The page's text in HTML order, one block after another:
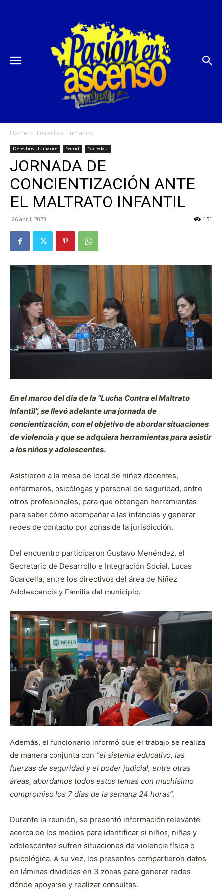
Home Derechos Humanos
Derechos Humanos Salud Sociedad
JORNADA DE
CONCIENTIZACIÓN ANTE
EL MALTRATO INFANTIL
26 abril, 2023 151
En el marco del día de la “Lucha Contra el Maltrato
Infantil”, se llevó adelante una jornada de
concientización, con el objetivo de abordar situaciones
de violencia y que se adquiera herramientas para asistir
a los niños y adolescentes.
Asistieron a la mesa de local de niñez docentes,
enfermeros, psicólogas y personal de seguridad, entre
otros profesionales, para que obtengan herramientas
para saber cómo acompañar a las infancias y generar
redes de contacto por zonas de la jurisdicción.
Del encuentro participaron Gustavo Menéndez, el
Secretario de Desarrollo e Integración Social, Lucas
Scarcella, entre los directivos del área de Niñez
Adolescencia y Familia del municipio.
Además, el funcionario informó que el trabajo se realiza
de manera conjunta con “el sistema educativo, las
fuerzas de seguridad y el poder judicial, entre otras
áreas, abordamos todos estos temas con muchísimo
compromiso los 7 días de la semana 24 horas”.
Durante la reunión, se presentó información relevante
acerca de los medios para identificar si niños, niñas y
adolescentes sufren situaciones de violencia física o
psicológica. A su vez, los presentes compartieron datos
en láminas divididas en 3 zonas para generar redes
dónde apoyarse y realizar consultas.